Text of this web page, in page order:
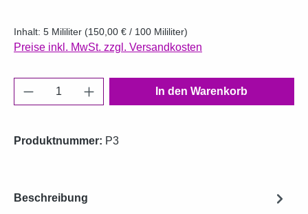
Inhalt: 5 Mililiter (150,00 € / 100 Mililiter)
Preise inkl. MwSt. zzgl. Versandkosten
Produkt Anzahl: Gib den gewünschten
In den Warenkorb
Produktnummer: P3
Beschreibung